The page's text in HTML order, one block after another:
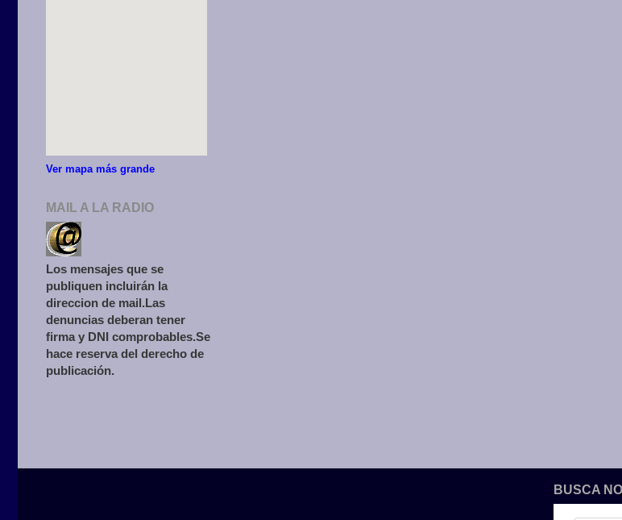
Ver mapa más grande
MAIL A LA RADIO
Los mensajes que se
publiquen incluirán la
direccion de mail.Las
denuncias deberan tener
firma y DNI comprobables.Se
hace reserva del derecho de
publicación.
BUSCA